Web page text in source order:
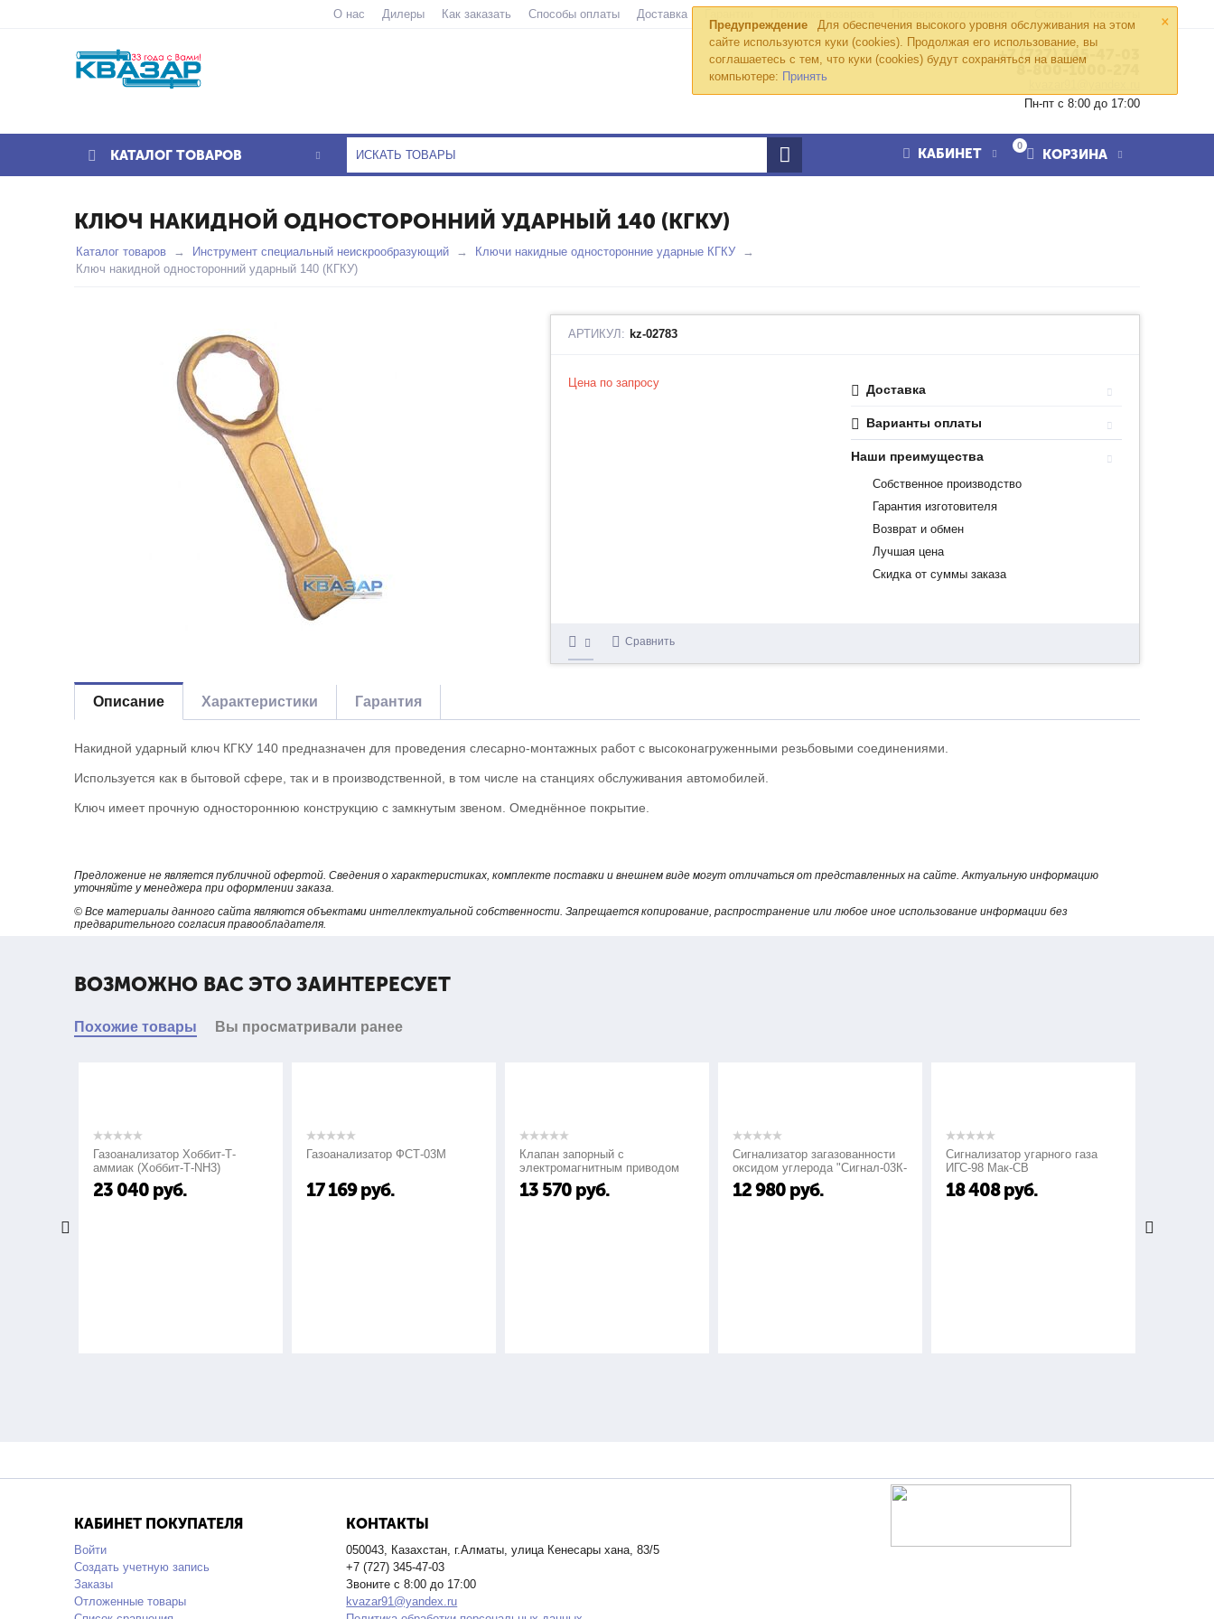
×
Предупреждение
Для обеспечения высокого уровня обслуживания на этом
сайте используются куки (cookies). Продолжая его использование, вы
соглашаетесь с тем, что куки (cookies) будут сохраняться на вашем
компьютере: Принять
О нас Дилеры Как заказать Способы оплаты Доставка
+7 (727) 345-47-03
Пн-пт с 8:00 до 17:00
КАТАЛОГ ТОВАРОВ
0
КОРЗИНА
КАБИНЕТ
КЛЮЧ НАКИДНОЙ ОДНОСТОРОННИЙ УДАРНЫЙ 140 (КГКУ)
Каталог товаров Инструмент специальный неискрообразующий
Ключи накидные односторонние ударные КГКУ
Ключ накидной односторонний ударный 140 (КГКУ)
АРТИКУЛ: kz-02783
Цена по запросу Доставка
Варианты оплаты
Наши преимущества
Собственное производство
Гарантия изготовителя
Возврат и обмен
Лучшая цена
Скидка от суммы заказа
Сравнить
Описание Характеристики Гарантия
Накидной ударный ключ КГКУ 140 предназначен для проведения слесарно-монтажных работ с высоконагруженными резьбовыми соединениями.
Используется как в бытовой сфере, так и в производственной, в том числе на станциях обслуживания автомобилей.
Ключ имеет прочную одностороннюю конструкцию с замкнутым звеном. Омеднённое покрытие.
Предложение не является публичной офертой. Сведения о характеристиках, комплекте поставки и внешнем виде могут отличаться от представленных на сайте. Актуальную информацию
уточняйте у менеджера при оформлении заказа.
© Все материалы данного сайта являются объектами интеллектуальной собственности. Запрещается копирование, распространение или любое иное использование информации без
предварительного согласия правообладателя.
ВОЗМОЖНО ВАС ЭТО ЗАИНТЕРЕСУЕТ
Похожие товары Вы просматривали ранее
Газоанализатор Хоббит-Т-
аммиак (Хоббит-Т-NH3)
23 040руб.
Газоанализатор ФСТ-03М
17 169 руб.
Клапан запорный с
электромагнитным приводом
КЗМЭФ
13 570 руб.
Сигнализатор загазованности
оксидом углерода "Сигнал-03К-
12 980руб.
Сигнализатор угарного газа
ИГС-98 Мак-СВ
18 408руб.
КАБИНЕТ ПОКУПАТЕЛЯ
Войти
Создать учетную запись
Заказы
Отложенные товары
КОНТАКТЫ
050043, Казахстан, г.Алматы, улица Кенесары хана, 83/5
+7 (727) 345-47-03
Звоните с 8:00 до 17:00
kvazar91@yandex.ru